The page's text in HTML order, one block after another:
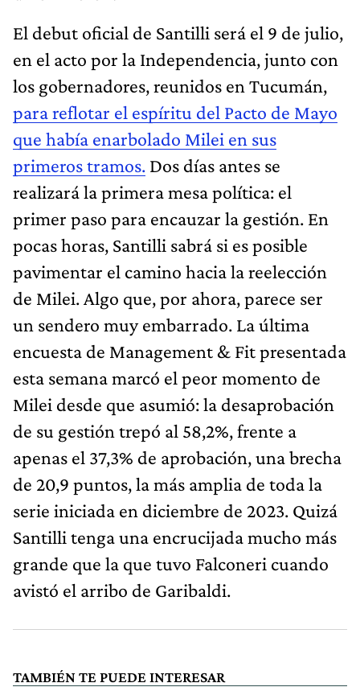
El debut oficial de Santilli será el 9 de julio,
en el acto por la Independencia, junto con
los gobernadores, reunidos en Tucumán,
para reflotar el espíritu del Pacto de Mayo
que había enarbolado Milei en sus
primeros tramos. Dos días antes se
realizará la primera mesa política: el
primer paso para encauzar la gestión. En
pocas horas, Santilli sabrá si es posible
pavimentar el camino hacia la reelección
de Milei. Algo que, por ahora, parece ser
un sendero muy embarrado. La última
encuesta de Management & Fit presentada
esta semana marcó el peor momento de
Milei desde que asumió: la desaprobación
de su gestión trepó al 58,2%, frente a
apenas el 37,3% de aprobación, una brecha
de 20,9 puntos, la más amplia de toda la
serie iniciada en diciembre de 2023. Quizá
Santilli tenga una encrucijada mucho más
grande que la que tuvo Falconeri cuando
avistó el arribo de Garibaldi.
TAMBIÉN TE PUEDE INTERESAR